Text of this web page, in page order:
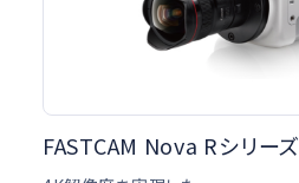
FASTCAM Nova Rシリーズ